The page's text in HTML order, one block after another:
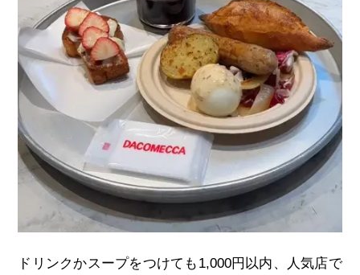
ドリンクかスープをつけても 1,000円以内、人気店で